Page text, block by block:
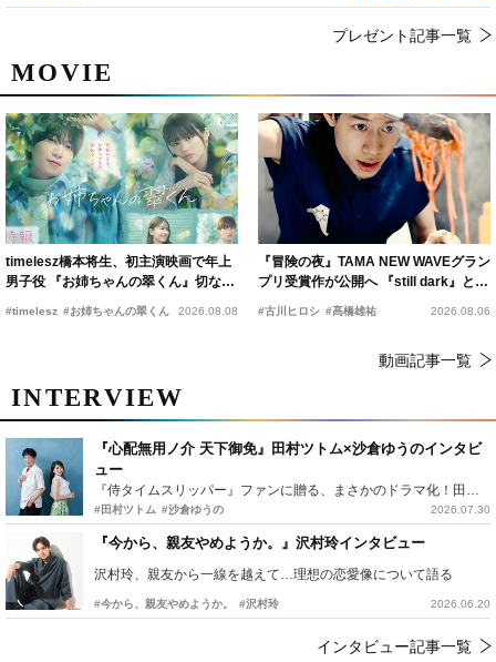
MOVIE
timelesz橋本将生、初主演映画で年上
男子役 『お姉ちゃんの翠くん』切ない
#timelesz #お姉ちゃんの翠くん 2026.08.08
『冒険の夜』TAMA NEW WAVEグラン
プリ受賞作が公開へ 『still dark』と同
#古川ヒロシ #髙橋雄祐 2026.08.06
動画記事一覧
INTERVIEW
『心配無用ノ介 天下御免』田村ツトム×沙倉ゆうのインタビ
ュー
『侍タイムスリッパー』ファンに贈る、まさかのドラマ化！田村ツトム×沙倉ゆうのが語る『心配無用ノ介』撮影秘話
#田村ツトム #沙倉ゆうの 2026.07.30
『今から、親友やめようか。』沢村玲インタビュー
沢村玲、親友から一線を越えて…理想の恋愛像について語る
#今から、親友やめようか。 #沢村玲 2026.06.20
インタビュー記事一覧
プレゼント記事一覧